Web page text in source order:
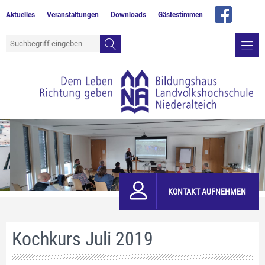
Aktuelles Veranstaltungen Downloads Gästestimmen
KONTAKT AUFNEHMEN
Kochkurs Juli 2019